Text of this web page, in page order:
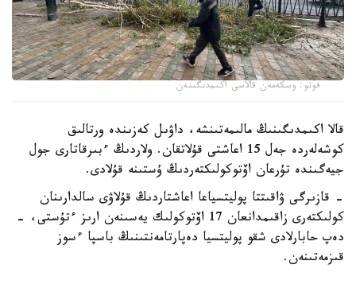
فوتو: وسكەمەن قالاسى اكىمدىگىنەن
قالا اكىمدىگىنىڭ مالىمەتىنشە، داۋىل كەزىندە ورتالىق
كوشەلەردە جەل 15 اعاشتى قۇلاتقان. ولاردىڭ ءبىرقاتارى جول
جيەگىندە تۇرعان اۆتوكولىكتەردىڭ ۇستىنە قۇلادى.
- قازىرگى ۋاقىتتا پوليتسياعا اعاشتاردىڭ قۇلاۋى سالدارىنان
كولىكتەرى زاقىمدانعان 17 اۆتوكولىك يەسىنەن ارىز ءتۇستى، -
دەپ حابارلادى شقو پوليتسيا دەپارتامەنتىنىڭ باسپا ءسوز
قىزمەتىنەن.